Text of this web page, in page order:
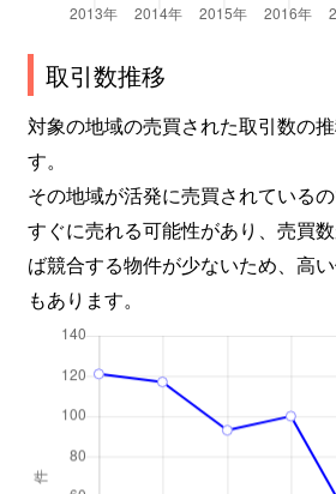
取引数推移
対象の地域の売買された取引数の
す。
その地域が活発に売買されている
すぐに売れる可能性があり、売買
ば競合する物件が少ないため、高
もあります。